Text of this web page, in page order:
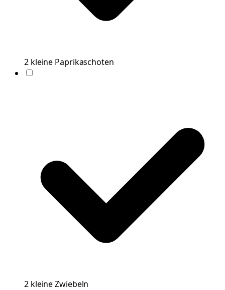
2 kleine Paprikaschoten
2 kleineZwiebeln